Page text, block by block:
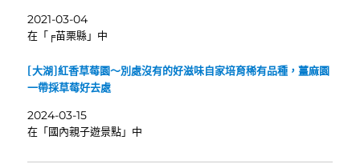
2021-03-04
在「╒苗栗縣」中
[大湖]紅香草莓園～別處沒有的好滋味自家培育稀有品種，薑麻園
一帶採草莓好去處
2024-03-15
在「國內親子遊景點」中